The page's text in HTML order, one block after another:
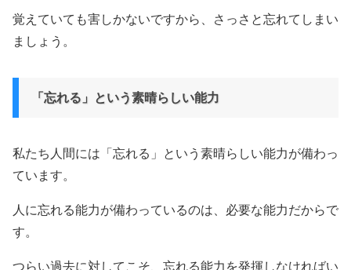
覚えていても害しかないですから、さっさと忘れてしまい
ましょう。
「忘れる」という素晴らしい能力
私たち人間には「忘れる」という素晴らしい能力が備わっ
ています。
人に忘れる能力が備わっているのは、必要な能力だからで
す。
つらい過去に対してこそ、忘れる能力を発揮しなければい